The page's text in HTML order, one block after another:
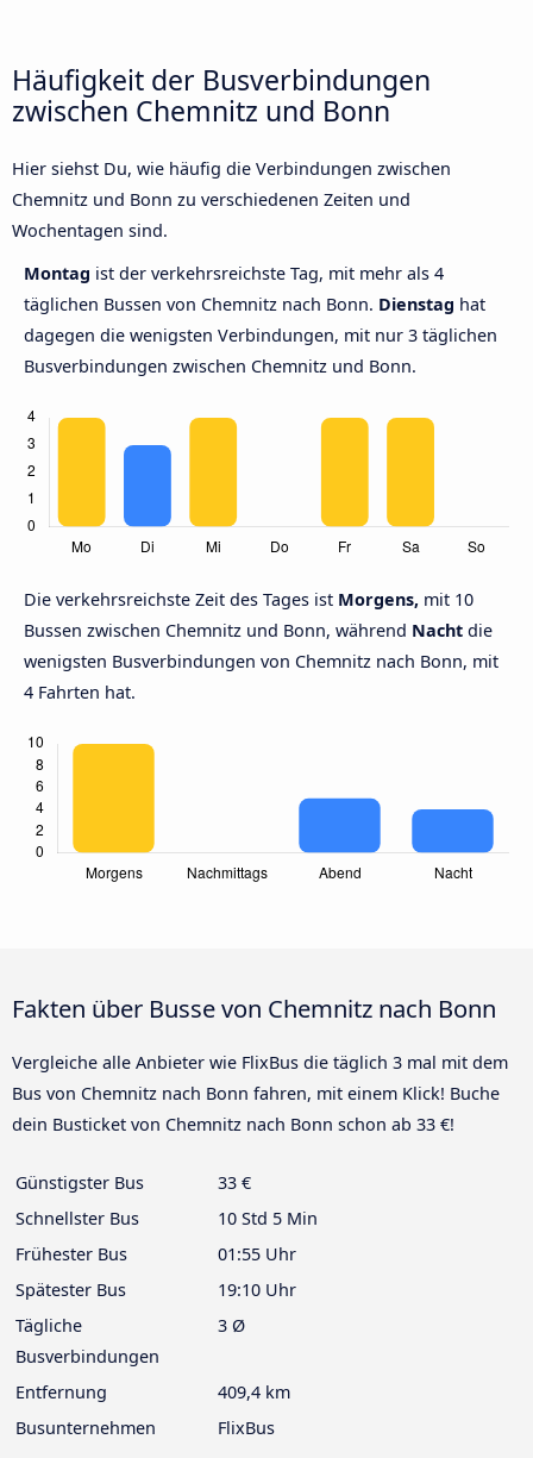
Häufigkeit der Busverbindungen
zwischen Chemnitz und Bonn
Hier siehst Du, wie häufig die Verbindungen zwischen
Chemnitz und Bonn zu verschiedenen Zeiten und
Wochentagen sind.
Montag ist der verkehrsreichste Tag, mit mehr als 4
täglichen Bussen von Chemnitz nach Bonn. Dienstag hat
dagegen die wenigsten Verbindungen, mit nur 3 täglichen
Busverbindungen zwischen Chemnitz und Bonn.
Die verkehrsreichste Zeit des Tages ist Morgens, mit 10
Bussen zwischen Chemnitz und Bonn, während Nacht die
wenigsten Busverbindungen von Chemnitz nach Bonn, mit
4 Fahrten hat.
Fakten über Busse von Chemnitz nach Bonn
Vergleiche alle Anbieter wie FlixBus die täglich 3 mal mit dem
Bus von Chemnitz nach Bonn fahren, mit einem Klick! Buche
dein Busticket von Chemnitz nach Bonn schon ab 33 €!
Günstigster Bus
33 €
Schnellster Bus
10 Std 5 Min
Frühester Bus
01:55 Uhr
Spätester Bus
19:10 Uhr
Tägliche
Busverbindungen
3 Ø
Entfernung
409,4 km
Busunternehmen
FlixBus